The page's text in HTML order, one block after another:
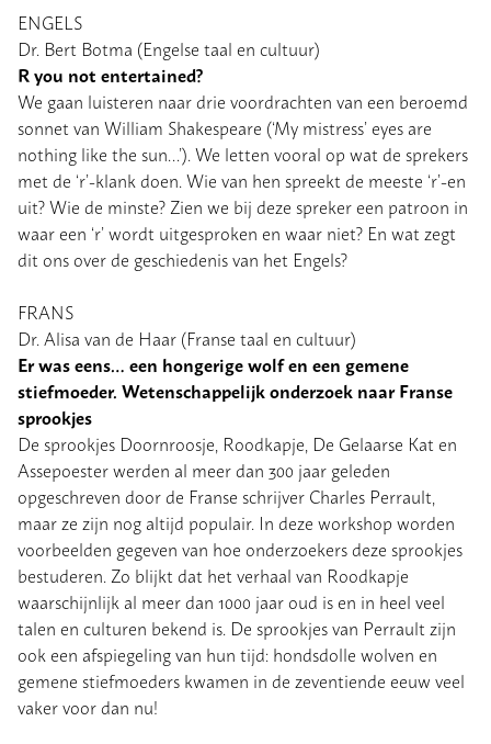
ENGELS
Dr. Bert Botma (Engelse taal en cultuur)
R you not entertained?
We gaan luisteren naar drie voordrachten van een beroemd
sonnet van William Shakespeare (‘My mistress’ eyes are
nothing like the sun…’). We letten vooral op wat de sprekers
met de ‘r’-klank doen. Wie van hen spreekt de meeste ‘r’-en
uit? Wie de minste? Zien we bij deze spreker een patroon in
waar een ‘r’ wordt uitgesproken en waar niet? En wat zegt
dit ons over de geschiedenis van het Engels?
FRANS
Dr. Alisa van de Haar (Franse taal en cultuur)
Er was eens… een hongerige wolf en een gemene
stiefmoeder. Wetenschappelijk onderzoek naar Franse
sprookjes
De sprookjes Doornroosje, Roodkapje, De Gelaarse Kat en
Assepoester werden al meer dan 300 jaar geleden
opgeschreven door de Franse schrijver Charles Perrault,
maar ze zijn nog altijd populair. In deze workshop worden
voorbeelden gegeven van hoe onderzoekers deze sprookjes
bestuderen. Zo blijkt dat het verhaal van Roodkapje
waarschijnlijk al meer dan 1000 jaar oud is en in heel veel
talen en culturen bekend is. De sprookjes van Perrault zijn
ook een afspiegeling van hun tijd: hondsdolle wolven en
gemene stiefmoeders kwamen in de zeventiende eeuw veel
vaker voor dan nu!